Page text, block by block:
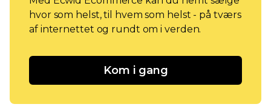
hvor som helst, til hvem som helst - på tværs
af internettet og rundt om i verden.
Kom i gang